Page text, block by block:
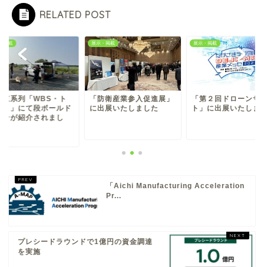
RELATED POST
掲載
東系列「WBS・ト
ま」にて段ボールド
ンが紹介されまし
展示・掲載
「防衛産業参入促進展」
に出展いたしました
展示・掲載
「第２回ドローンサ
ト」に出展いたしま
「Aichi Manufacturing Acceleration
Pr...
プレシードラウンドで1億円の資金調達
を実施